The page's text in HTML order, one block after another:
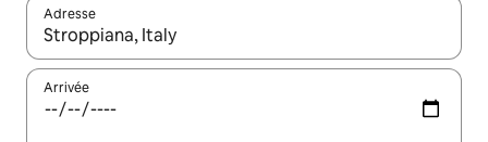
Adresse
Lorsque les résultats s'affichent, utilisez les flèches vers le
Arrivée